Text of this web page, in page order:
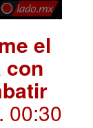
el
con
. 00:30